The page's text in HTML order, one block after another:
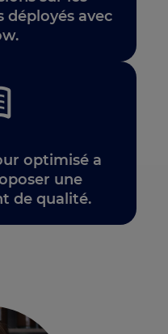
déployés avec
optimisé a
une
de qualité.